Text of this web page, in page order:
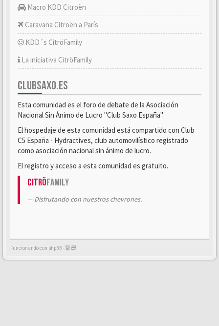
Macro KDD Citroën
Caravana Citroën a París
KDD´s CitröFamily
La iniciativa CitröFamily
CLUBSAXO.ES
Esta comunidad es el foro de debate de la Asociación
Nacional Sin Ánimo de Lucro "Club Saxo España".
El hospedaje de esta comunidad está compartido con Club
C5 España - Hydractives, club automovilístico registrado
como asociación nacional sin ánimo de lucro.
El registro y acceso a esta comunidad es gratuito.
CitröFamily
Disfrutando con nuestros chevrones.
Funcionando con phpBB -